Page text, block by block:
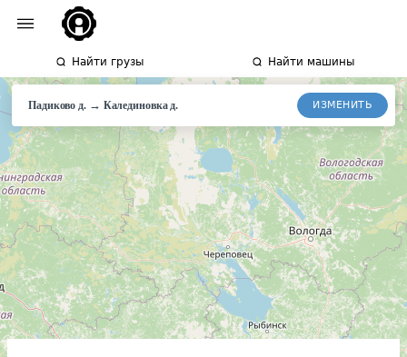
Найти грузы Найти машины
Падиково д.→ Калединовкад. ИЗМЕНИТЬ